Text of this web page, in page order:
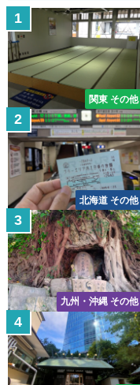
関東 その他
北海道 その他
九州・沖縄 その他